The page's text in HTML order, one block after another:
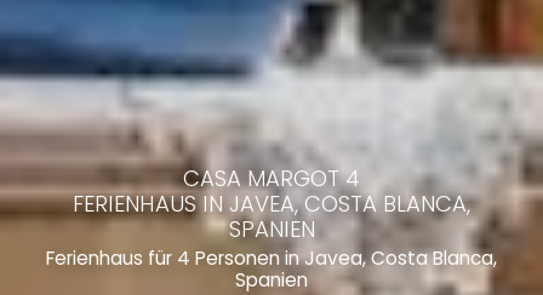
CASA MARGOT 4
FERIENHAUS IN JAVEA, COSTA BLANCA,
SPANIEN
Ferienhaus für 4 Personen in Javea, Costa Blanca,
Spanien